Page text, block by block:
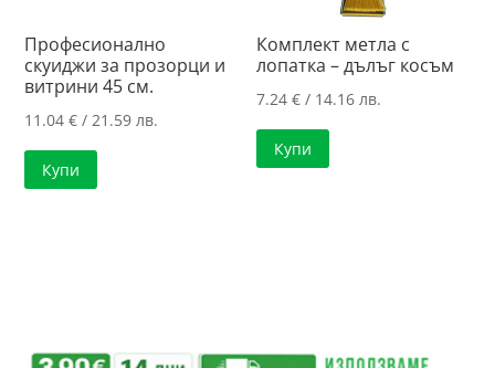
Професионално
скуиджи за прозорци и
витрини 45 см.
11.04€ / 21.59 лв.
Купи
Комплект метла с
лопатка – дълъг косъм
7.24€ / 14.16 лв.
Купи